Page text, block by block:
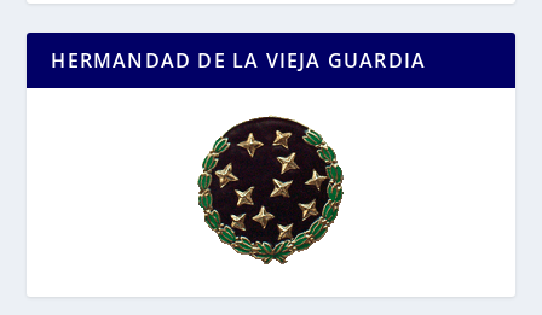
HERMANDAD DE LA VIEJA GUARDIA